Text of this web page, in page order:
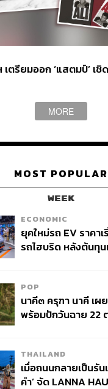
มเด็จพระวชิรเกล้าเจ้าอยู่หัว
รษณีย์ไทย จำกัด
แสตมป์
ABOUT THE
THE STANDARD
ตรียมออก ‘แสตมป์’ เ
MORE
MOST POPULAR
WEEK
ECONOMIC
ยุคใหม่รถ EV ราคา
รถไฮบริด หลังต้นทุ
POP
นาคี๓ ครุฑา นาคี เ
พร้อมปักวันฉาย 22
THAILAND
เมื่อถนนกลายเป็นรัน
คำ’ จัด LANNA